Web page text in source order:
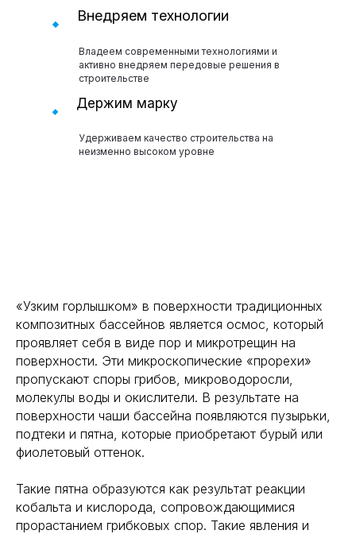
Внедряем технологии
Владеем современными технологиями и
активно внедряем передовые решения в
строительстве
Держим марку
Удерживаем качество строительства на
неизменно высоком уровне
«Узким горлышком» в поверхности традиционных
композитных бассейнов является осмос, который
проявляет себя в виде пор и микротрещин на
поверхности. Эти микроскопические «прорехи»
пропускают споры грибов, микроводоросли,
молекулы воды и окислители. В результате на
поверхности чаши бассейна появляются пузырьки,
подтеки и пятна, которые приобретают бурый или
фиолетовый оттенок.
Такие пятна образуются как результат реакции
кобальта и кислорода, сопровождающимися
прорастанием грибковых спор. Такие явления и